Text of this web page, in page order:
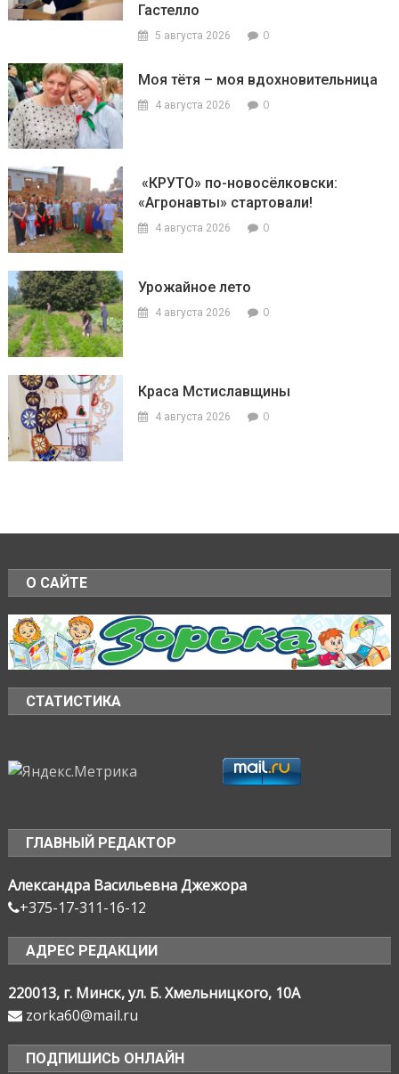
Гастелло
5 августа 2026 0
Моя тётя – моя вдохновительница
4 августа 2026 0
«КРУТО» по-новосёлковски:
«Агронавты» стартовали!
4 августа 2026 0
Урожайное лето
4 августа 2026 0
Краса Мстиславщины
4 августа 2026 0
О САЙТЕ
СТАТИСТИКА
ГЛАВНЫЙ РЕДАКТОР
Александра Васильевна Джежора
+375-17-311-16-12
АДРЕС РЕДАКЦИИ
220013, г. Минск, ул. Б. Хмельницкого, 10А
zorka60@mail.ru
ПОДПИШИСЬ ОНЛАЙН